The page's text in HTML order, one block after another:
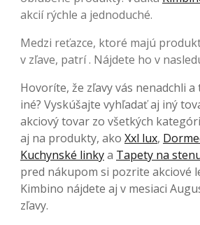
akcií rýchle a jednoduché.
Medzi reťazce, ktoré majú
v zľave, patrí . Nájdete ho v
Hovoríte, že zľavy vás nenadchli
iné? Vyskúšajte vyhľadať aj iný
akciový tovar zo všetkých
aj na produkty, ako Xxl lux,
Kuchynské linkya Tapety na
pred nákupom si pozrite akciové
Kimbino nájdete aj v mesiaci
zľavy.